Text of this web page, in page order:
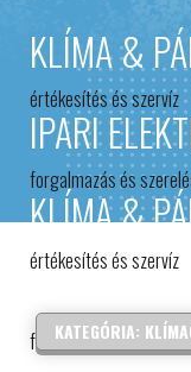
KLÍMA &
értékesítés és szervíz
IPARI
forgalmazás és
KLÍMA &
értékesítés és szervíz
forgalmazás és
KATEGÓRIA: